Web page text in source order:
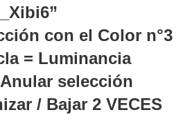
con el Color n°3
= Luminancia
selección
/ Bajar 2 VECES